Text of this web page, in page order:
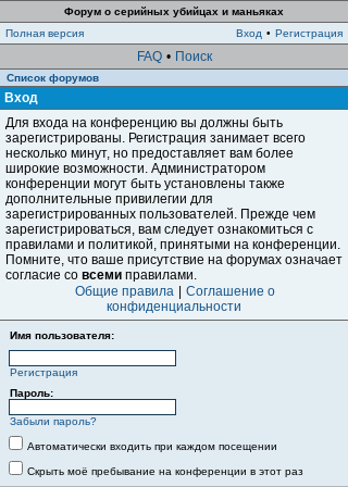
Форум о серийных убийцах и маньяках
Полная версия
Вход • Регистрация
FAQ • Поиск
Список форумов
Вход
Для входа на конференцию вы должны быть
зарегистрированы. Регистрация занимает всего
несколько минут, но предоставляет вам более
широкие возможности. Администратором
конференции могут быть установлены также
дополнительные привилегии для
зарегистрированных пользователей. Прежде чем
зарегистрироваться, вам следует ознакомиться с
правилами и политикой, принятыми на конференции.
Помните, что ваше присутствие на форумах означает
согласие со всеми правилами.
Общие правила
Соглашение о
конфиденциальности
Имя пользователя:
Регистрация
Пароль:
Забыли пароль?
Автоматически входить при каждом посещении
Скрыть моё пребывание на конференции в этот раз